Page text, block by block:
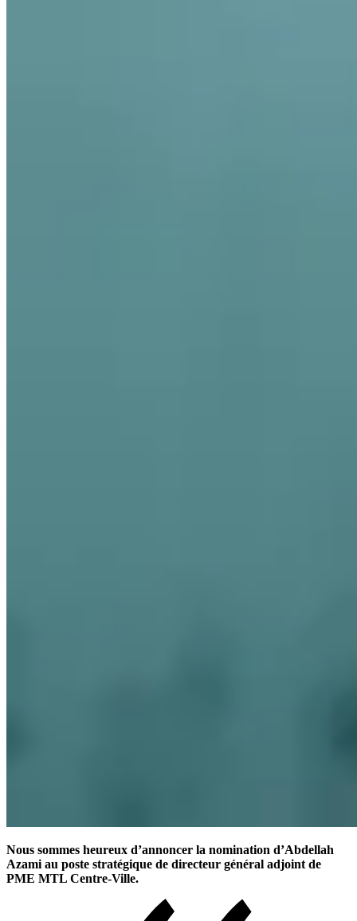
Nous sommes heureux d’annoncer la nomination d’Abdellah
Azami au poste stratégique de directeur général adjoint de
PME MTL Centre-Ville.